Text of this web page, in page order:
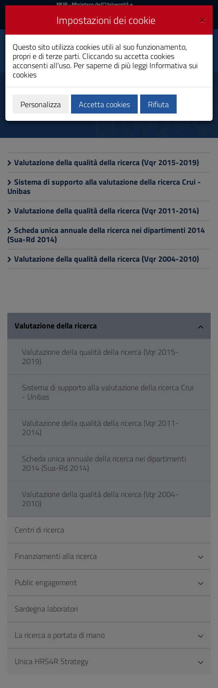
Vai
al
navigazione
sito
al
Footer
MIUR
Accedi
MUR- Ministero dell'Università e
Accedi UniCA News
Toggle
navigation
Università degli
Studi di Cagliari
Valutazione della ricerca
Valutazione della qualità della ricerca (Vqr 2015-2019)
Sistema di supporto alla valutazione della ricerca Crui -
Unibas
Valutazione della qualità della ricerca (Vqr 2011-2014)
Scheda unica annuale della ricerca nei dipartimenti 2014
(Sua-Rd 2014)
Valutazione della qualità della ricerca (Vqr 2004-2010)
Valutazione della ricerca
Valutazione della qualità della ricerca (Vqr 2015-
2019)
Sistema di supporto alla valutazione della ricerca Crui
- Unibas
Valutazione della qualità della ricerca (Vqr 2011-
2014)
Scheda unica annuale della ricerca nei dipartimenti
2014 (Sua-Rd 2014)
Valutazione della qualità della ricerca (Vqr 2004-
2010)
Centri di ricerca
Finanziamenti alla ricerca
Public engagement
Sardegna laboratori
La ricerca a portata di mano
Unica HRS4R Strategy
×
Impostazioni dei cookie
Questo sito utilizza cookies utili al suo funzionamento,
propri e di terze parti. Cliccando su accetta cookies
acconsenti all'uso. Per saperne di più leggi Informativa sui
cookies
Personalizza Accetta cookies Rifiuta